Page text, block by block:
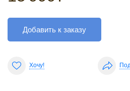
Добавить к заказу
Хочу!